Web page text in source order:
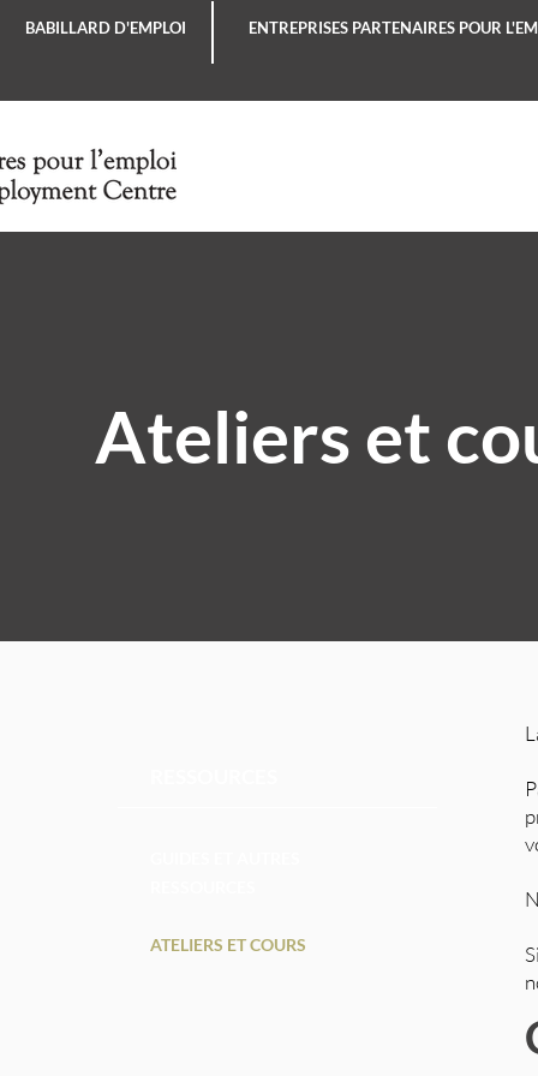
BABILLARD D'EMPLOI ENTREPRISES PARTENAIRES POUR
Ateliers et
ATELIERS ET COURS